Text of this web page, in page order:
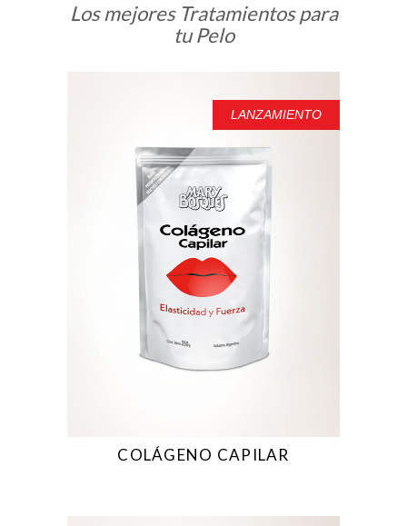
Los mejores Tratamientos para
tu Pelo
LANZAMIENTO
COLÁGENO CAPILAR